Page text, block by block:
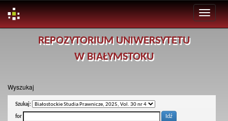
REPOZYTORIUM UNIWERSYTETU
W BIAŁYMSTOKU
Wyszukaj
Szukaj:
for